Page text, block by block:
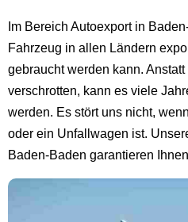
Im Bereich Autoexport in
Fahrzeug in allen Ländern
gebraucht werden kann.
verschrotten, kann es viele
werden. Es stört uns nicht,
oder ein Unfallwagen ist.
Baden-Baden garantieren